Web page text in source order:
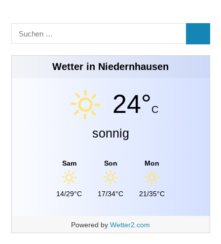
Suchen
nach:
Wetter in Niedernhausen
24°C
sonnig
Sam
14/29°C
Son
17/34°C
Mon
21/35°C
Powered by Wetter2.com